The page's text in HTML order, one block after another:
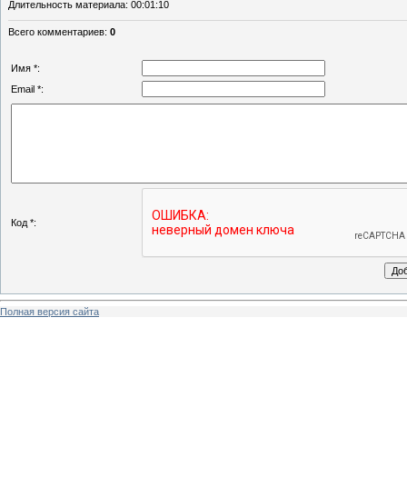
Длительность материала: 00:01:10
Всего комментариев: 0
Имя *:
Email *:
Код *:
Полная версия сайта